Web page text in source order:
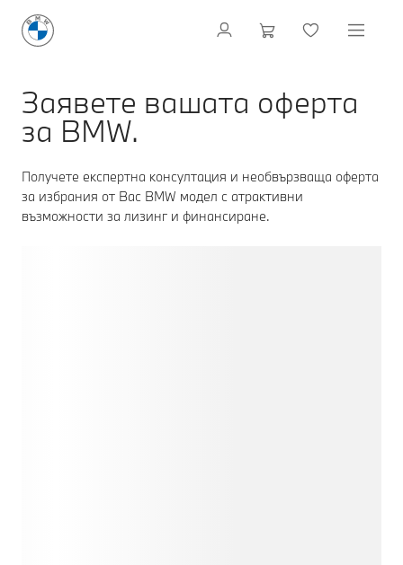
Заявете вашата оферта
за BMW.
Получете експертна консултация и необвързваща оферта
за избрания от Вас BMW модел с атрактивни
възможности за лизинг и финансиране.